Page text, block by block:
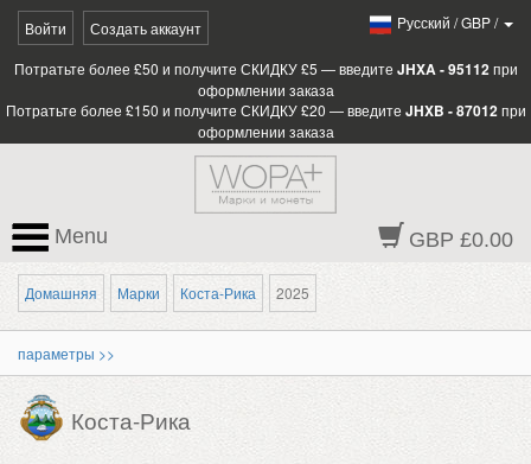
Войти Создать аккаунт Pусский /GBP/
Потратьте более £50 и получите СКИДКУ £5 — введите JHXA - 95112 при
оформлении заказа
Потратьте более £150 и получите СКИДКУ £20 — введите JHXB - 87012 при
оформлении заказа
GBP £0.00
Menu
Домашняя Марки Коста-Рика 2025
параметры >>
Коста-Рика